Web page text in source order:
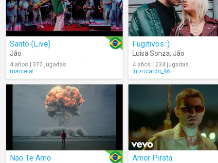
Santo (Live)
Jão
4 años | 370 jugadas
marcelat
Fugitivos :)
Luísa Sonza, Jão
4 años | 234 jugadas
luizricardo_96
Não Te Amo Amor Pirata